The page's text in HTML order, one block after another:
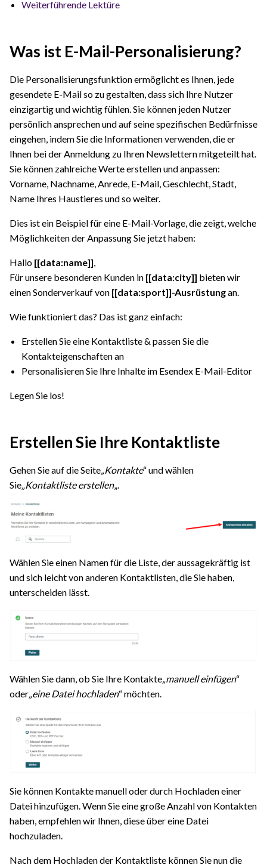
Weiterführende Lektüre
Was ist E-Mail-Personalisierung?
Die Personalisierungsfunktion ermöglicht es Ihnen, jede
gesendete E-Mail so zu gestalten, dass sich Ihre Nutzer
einzigartig und wichtig fühlen. Sie können jeden Nutzer
persönlich ansprechen und auf seine spezifischen Bedürfnisse
eingehen, indem Sie die Informationen verwenden, die er
Ihnen bei der Anmeldung zu Ihren Newslettern mitgeteilt hat.
Sie können zahlreiche Werte erstellen und anpassen:
Vorname, Nachname, Anrede, E-Mail, Geschlecht, Stadt,
Name Ihres Haustieres und so weiter.
Dies ist ein Beispiel für eine E-Mail-Vorlage, die zeigt, welche
Möglichkeiten der Anpassung Sie jetzt haben:
Hallo [[data:name]]
Für unsere besonderen Kunden in [[data:city]] bieten wir
einen Sonderverkauf von [[data:sport]]-Ausrüstungan.
Wie funktioniert das? Das ist ganz einfach:
Erstellen Sie eine Kontaktliste & passen Sie die
Kontakteigenschaften an
Personalisieren Sie Ihre Inhalte im Esendex E-Mail-Editor
Legen Sie los!
Erstellen Sie Ihre Kontaktliste
Gehen Sie auf die Seite „Kontakte“ und wählen
Sie „Kontaktliste erstellen„.
Wählen Sie einen Namen für die Liste, der aussagekräftig ist
und sich leicht von anderen Kontaktlisten, die Sie haben,
unterscheiden lässt.
Wählen Sie dann, ob Sie Ihre Kontakte „manuell einfügen“
oder „eine Datei hochladen“ möchten.
Sie können Kontakte manuell oder durch Hochladen einer
Datei hinzufügen. Wenn Sie eine große Anzahl von Kontakten
haben, empfehlen wir Ihnen, diese über eine Datei
hochzuladen.
Nach dem Hochladen der Kontaktliste können Sie nun die